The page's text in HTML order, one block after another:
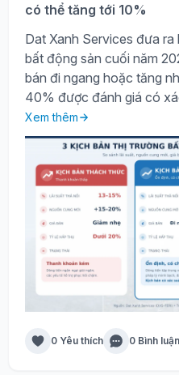
có thể tăng tới 10%
Dat Xanh Services đưa
bất động sản cuối năm
bán đi ngang hoặc tăng
40% được đánh giá có
Xem thêm
0 Yêu thích 0 Bình luận